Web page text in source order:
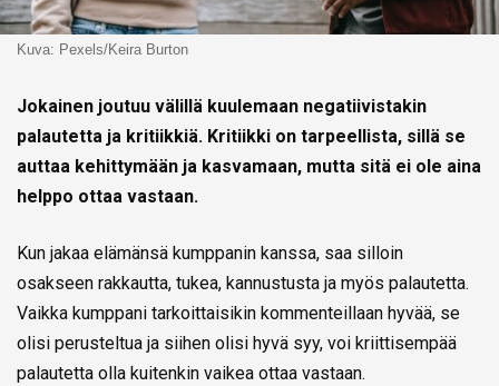
Kuva: Pexels/Keira Burton
Jokainen joutuu välillä kuulemaan negatiivistakin
palautetta ja kritiikkiä. Kritiikki on tarpeellista, sillä se
auttaa kehittymään ja kasvamaan, mutta sitä ei ole aina
helppo ottaa vastaan.
Kun jakaa elämänsä kumppanin kanssa, saa silloin
osakseen rakkautta, tukea, kannustusta ja myös palautetta.
Vaikka kumppani tarkoittaisikin kommenteillaan hyvää, se
olisi perusteltua ja siihen olisi hyvä syy, voi kriittisempää
palautetta olla kuitenkin vaikea ottaa vastaan.